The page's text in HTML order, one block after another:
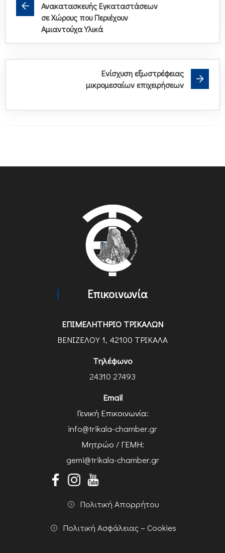
Ανακατασκευής Εγκαταστάσεων
σε Χώρους που Περιέχουν
Αμιαντούχα Υλικά
Ενίσχυση εξωστρέφειας
μικρομεσαίων επιχειρήσεων
Επικοινωνία
ΕΠΙΜΕΛΗΤΗΡΙΟ ΤΡΙΚΑΛΩΝ
ΒΕΝΙΖΕΛΟΥ 1, 42100 ΤΡΙΚΑΛΑ
Τηλέφωνο
24310 27493
Email
Γενική Επικοινωνία:
info@trikala-chamber.gr
Μητρώο / ΓΕΜΗ:
gemi@trikala-chamber.gr
Πολιτική Απορρήτου
Πολιτική Ασφάλειας – Cookies